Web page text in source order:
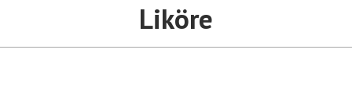
Liköre